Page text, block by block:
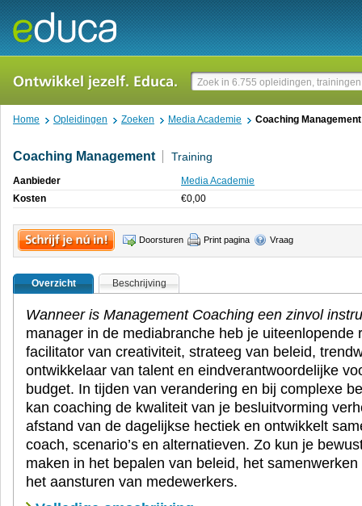
Home Opleidingen Zoeken Media Academie Coaching Management
Coaching Management Training
Aanbieder
Media Academie
Kosten
€0,00
Doorsturen Print pagina Vraag
Overzicht
Wanneer is Management Coaching een zinvol
manager in de mediabranche heb je uiteenlopende
facilitator van creativiteit, strateeg van beleid,
ontwikkelaar van talent en eindverantwoordelijke
budget. In tijden van verandering en bij complexe
kan coaching de kwaliteit van je besluitvorming
afstand van de dagelijkse hectiek en ontwikkelt
coach, scenario’s en alternatieven. Zo kun je
maken in het bepalen van beleid, het samenwerken
het aansturen van medewerkers.
Beschrijving